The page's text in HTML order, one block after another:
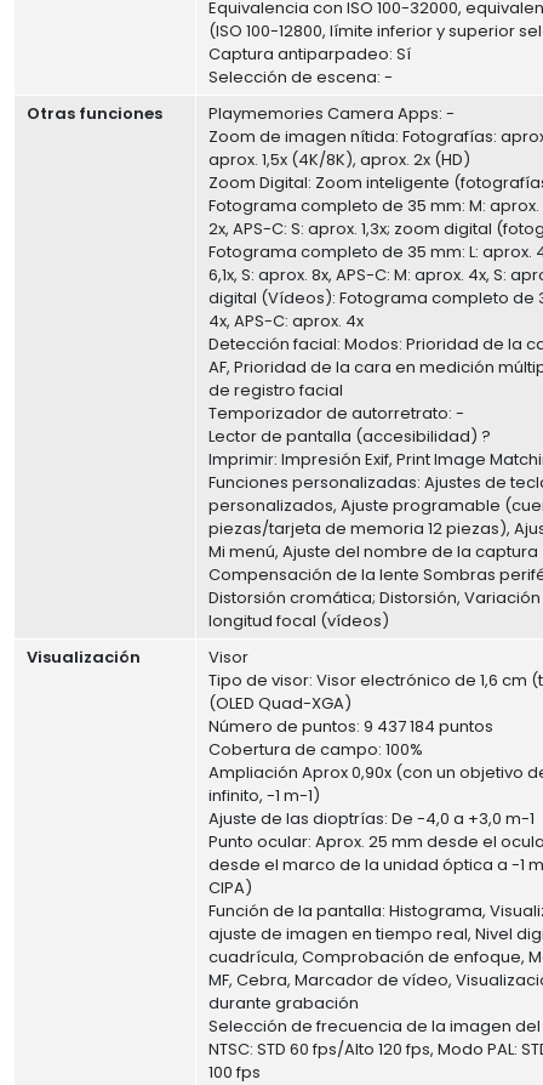
Equivalencia con ISO 100-32000,
(ISO 100-12800, límite inferior y superior
Captura antiparpadeo: Sí
Selección de escena: -
Otras funciones
Playmemories Camera Apps: -
Zoom de imagen nítida: Fotografías:
aprox. 1,5x (4K/8K), aprox. 2x (HD)
Zoom Digital: Zoom inteligente
Fotograma completo de 35 mm: M: aprox.
2x, APS-C: S: aprox. 1,3x; zoom digital
Fotograma completo de 35 mm: L: aprox.
6,1x, S: aprox. 8x, APS-C: M: aprox. 4x, S:
digital (Vídeos): Fotograma completo de
4x, APS-C: aprox. 4x
Detección facial: Modos: Prioridad de la
AF, Prioridad de la cara en medición
de registro facial
Temporizador de autorretrato: -
Lector de pantalla (accesibilidad) ?
Imprimir: Impresión Exif, Print Image
Funciones personalizadas: Ajustes de
personalizados, Ajuste programable
piezas/tarjeta de memoria 12 piezas),
Mi menú, Ajuste del nombre de la captura
Compensación de la lente Sombras
Distorsión cromática; Distorsión,
longitud focal (vídeos)
Visualización
Visor
Tipo de visor: Visor electrónico de 1,6 cm
(OLED Quad-XGA)
Número de puntos: 9 437 184 puntos
Cobertura de campo: 100%
Ampliación Aprox 0,90x (con un objetivo
infinito, -1 m-1)
Ajuste de las dioptrías: De -4,0 a +3,0 m-1
Punto ocular: Aprox. 25 mm desde el
desde el marco de la unidad óptica a -1
CIPA)
Función de la pantalla: Histograma,
ajuste de imagen en tiempo real, Nivel
cuadrícula, Comprobación de enfoque,
MF, Cebra, Marcador de vídeo,
durante grabación
Selección de frecuencia de la imagen
NTSC: STD 60 fps/Alto 120 fps, Modo PAL:
100 fps